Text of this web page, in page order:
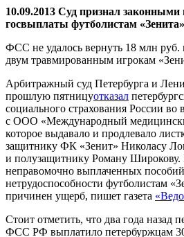
10.09.2013 Суд признал
госвыплаты футболистам «Зенита»
ФСС не удалось вернуть 18 млн
двум травмированным игрокам
Арбитражный суд Петербурга и
прошлую пятницуотказал
социального страхования России
с ООО «Международный
которое выдавало и продлевало
защитнику ФК «Зенит» Николасу
и полузащитнику Роману
неправомочно выплаченных
нетрудоспособности футболистам
причинен ущерб, пишет газета
Стоит отметить, что два года назад
ФСС РФ выплатило петербуржцам